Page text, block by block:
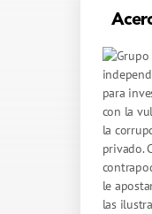
para
con la
la
privado.
le
las